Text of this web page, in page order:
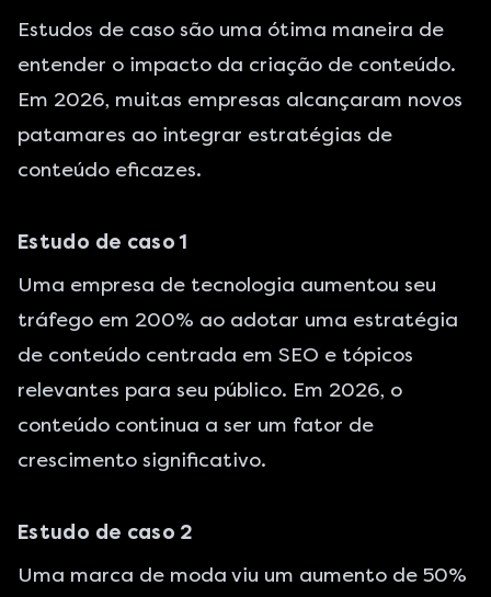
Estudos de caso são uma ótima maneira de
entender o impacto da criação de conteúdo.
Em 2026, muitas empresas alcançaram novos
patamares ao integrar estratégias de
conteúdo eficazes.
Estudo de caso 1
Uma empresa de tecnologia aumentou seu
tráfego em 200% ao adotar uma estratégia
de conteúdo centrada em SEO e tópicos
relevantes para seu público. Em 2026, o
conteúdo continua a ser um fator de
crescimento significativo.
Estudo de caso 2
Uma marca de moda viu um aumento de 50%